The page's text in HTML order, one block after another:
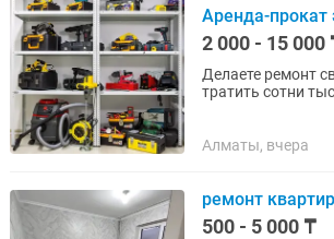
Аренда-прокат
2 000 - 15 000
Делаете ремонт
тратить сотни
Алматы, вчера
ремонт
500 - 5 000 ₸